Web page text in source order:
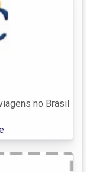
no Brasil